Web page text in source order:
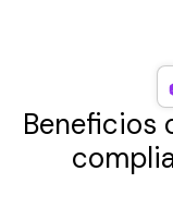
Beneficios